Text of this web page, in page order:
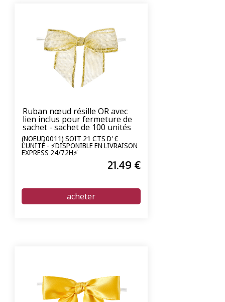
Ruban nœud résille OR avec
lien inclus pour fermeture de
sachet - sachet de 100 unités
(NOEUD0011) SOIT 21 CTS D' €
L'UNITÉ - ⚡DISPONIBLE EN LIVRAISON
EXPRESS 24/72H⚡
21.49 €